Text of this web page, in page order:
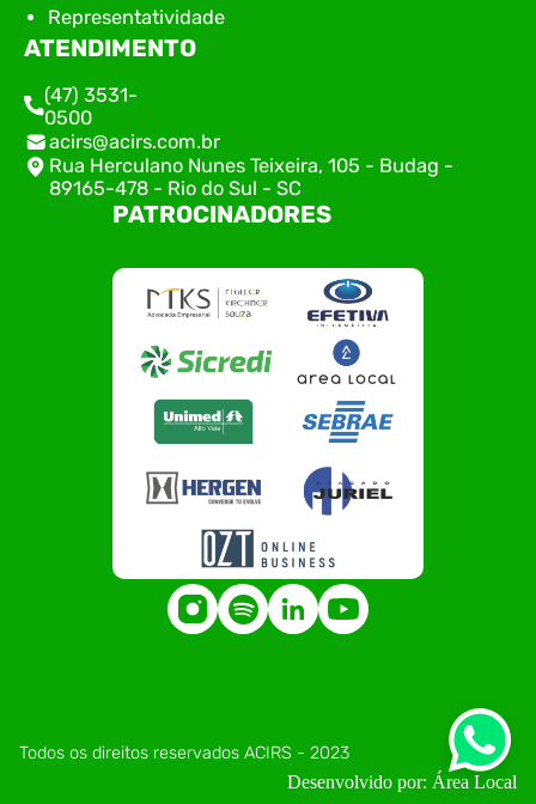
Representatividade
ATENDIMENTO
(47) 3531-
0500
acirs@acirs.com.br
Rua Herculano Nunes Teixeira, 105 - Budag -
89165-478 - Rio do Sul - SC
PATROCINADORES
Todos os direitos reservados ACIRS - 2023
Desenvolvido por: Área Local